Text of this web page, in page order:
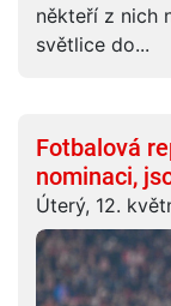
někteří z nich
světlice do...
Fotbalová
nominaci,
Úterý, 12.